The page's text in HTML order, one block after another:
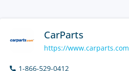
CarParts
https://www.carparts.com
1-866-529-0412